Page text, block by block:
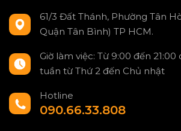
61/3 Đất Thánh, Phường Tân
Quận Tân Bình) TP HCM.
Giờ làm việc: Từ 9:00 đến
tuần từ Thứ 2 đến Chủ nhật
Hotline
090.66.33.808